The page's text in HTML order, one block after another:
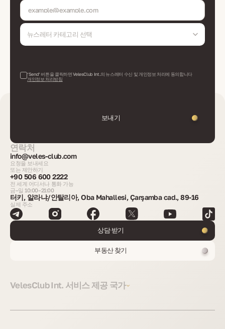
뉴스레터 카테고리 선택
‘Send’ 버튼을 클릭하면 VelesClub Int.의 뉴스레터 수신 및 개인정보 처리에 동의합니다
개인정보 처리방침
보내기
연락처
info@veles-club.com
요청을 보내세요
또는 제안하기
+90 506 600 2222
전 세계 어디서나 통화 가능
금–일 10:00–21:00
터키, 알라냐/안탈리아, Oba Mahallesi, Çarşamba cad., 89-16
실제 주소
상담 받기
부동산 찾기
VelesClub Int. 서비스 제공 국가